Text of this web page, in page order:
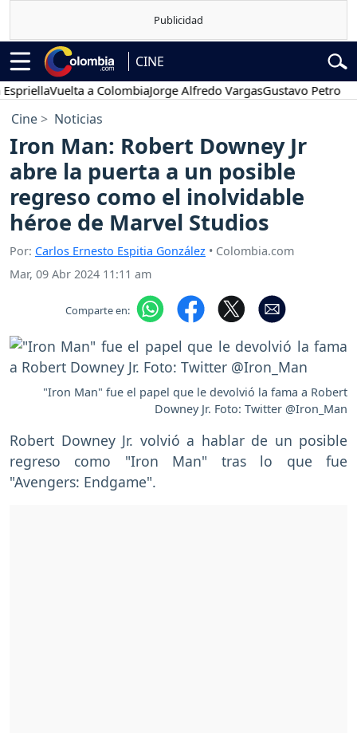
CINE
Vuelta a ColombiaJorge Alfredo VargasGustavo Petro
Cine Noticias
Iron Man: Robert Downey Jr
abre la puerta a un posible
regreso como el inolvidable
héroe de Marvel Studios
Por: Carlos Ernesto Espitia González • Colombia.com
Mar, 09 Abr 2024 11:11 am
Comparte en:
"Iron Man" fue el papel que le devolvió la fama a Robert
Downey Jr. Foto: Twitter @Iron_Man
Robert Downey Jr. volvió a hablar de un posible
regreso como "Iron Man" tras lo que fue
"Avengers: Endgame".